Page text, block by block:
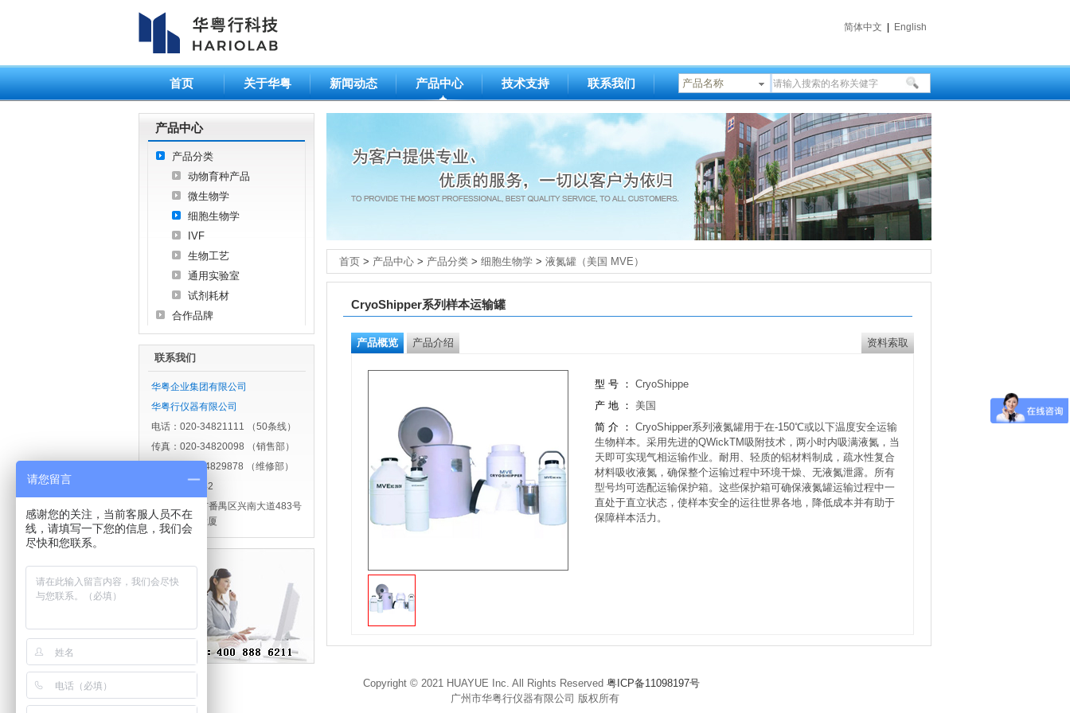
简体中文 English
首页 关于华粤 新闻动态 产品中心 技术支持 联系我们 产品名称
产品中心
产品分类
动物育种产品
微生物学
细胞生物学
IVF
生物工艺
通用实验室
试剂耗材
合作品牌
联系我们
华粤企业集团有限公司
华粤行仪器有限公司
电话：020-34821111 （50条线）
传真：020-34820098 （销售部）
020-34829878 （维修部）
邮编：511442
地址：广州市番禺区兴南大道483号
华粤大厦
首页 > 产品中心 > 产品分类 > 细胞生物学 > 液氮罐（美国 MVE）
CryoShipper系列样本运输罐
产品概览 产品介绍 资料索取
型 号 ： CryoShippe
产 地 ：
美国
简 介 ： CryoShipper系列液氮罐用于在-150℃或以下温度安全运输
生物样本。采用先进的QWickTM吸附技术，两小时内吸满液氮，当
天即可实现气相运输作业。耐用、轻质的铝材料制成，疏水性复合
材料吸收液氮，确保整个运输过程中环境干燥、无液氮泄露。所有
型号均可选配运输保护箱。这些保护箱可确保液氮罐运输过程中一
直处于直立状态，使样本安全的运往世界各地，降低成本并有助于
保障样本活力。
Copyright © 2021 HUAYUE Inc. All Rights Reserved 粤ICP备11098197号
广州市华粤行仪器有限公司 版权所有
请您留言
感谢您的关注，当前客服人员不在
线，请填写一下您的信息，我们会
尽快和您联系。